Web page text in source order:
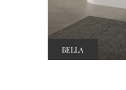
BELLA